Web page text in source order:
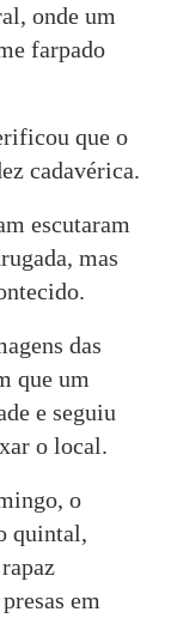
onde um
farpado
que o
cadavérica.
escutaram
mas
das
que um
e seguiu
o local.
o
quintal,
em